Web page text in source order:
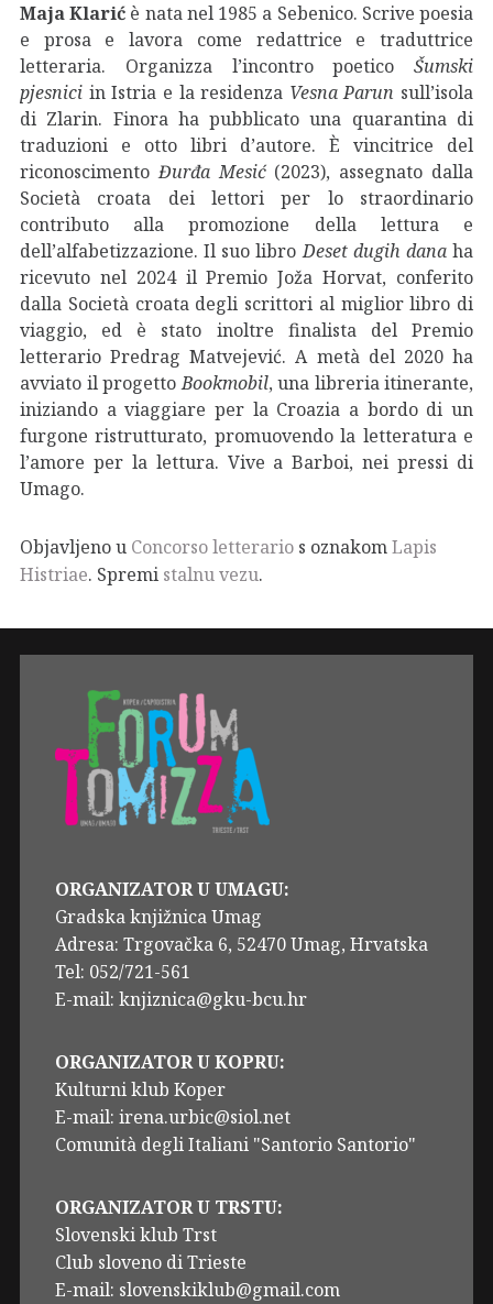
Maja Klarić è nata nel 1985 a Sebenico. Scrive poesia
e prosa e lavora come redattrice e traduttrice
letteraria. Organizza l’incontro poetico Šumski
pjesnici in Istria e la residenza Vesna Parun sull’isola
di Zlarin. Finora ha pubblicato una quarantina di
traduzioni e otto libri d’autore. È vincitrice del
riconoscimentoĐurđa Mesić(2023), assegnato dalla
Società croata dei lettori per lo straordinario
contributo alla promozione della lettura e
dell’alfabetizzazione. Il suo libroDeset dugih danaha
ricevuto nel 2024 il Premio Joža Horvat, conferito
dalla Società croata degli scrittori al miglior libro di
viaggio, ed è stato inoltre finalista del Premio
letterario Predrag Matvejević. A metà del 2020 ha
avviato il progettoBookmobil, una libreria itinerante,
iniziando a viaggiare per la Croazia a bordo di un
furgone ristrutturato, promuovendo la letteratura e
l’amore per la lettura. Vive a Barboi, nei pressi di
Umago.
Objavljeno u Concorso letterario s oznakomLapis
Histriae. Spremi stalnu vezu.
ORGANIZATOR U UMAGU:
Gradska knjižnica Umag
Adresa: Trgovačka 6, 52470 Umag, Hrvatska
Tel: 052/721-561
E-mail: knjiznica@gku-bcu.hr
ORGANIZATOR U KOPRU:
Kulturni klub Koper
E-mail: irena.urbic@siol.net
Comunità degli Italiani "Santorio Santorio"
ORGANIZATOR U TRSTU:
Slovenski klub Trst
Club sloveno di Trieste
E-mail: slovenskiklub@gmail.com